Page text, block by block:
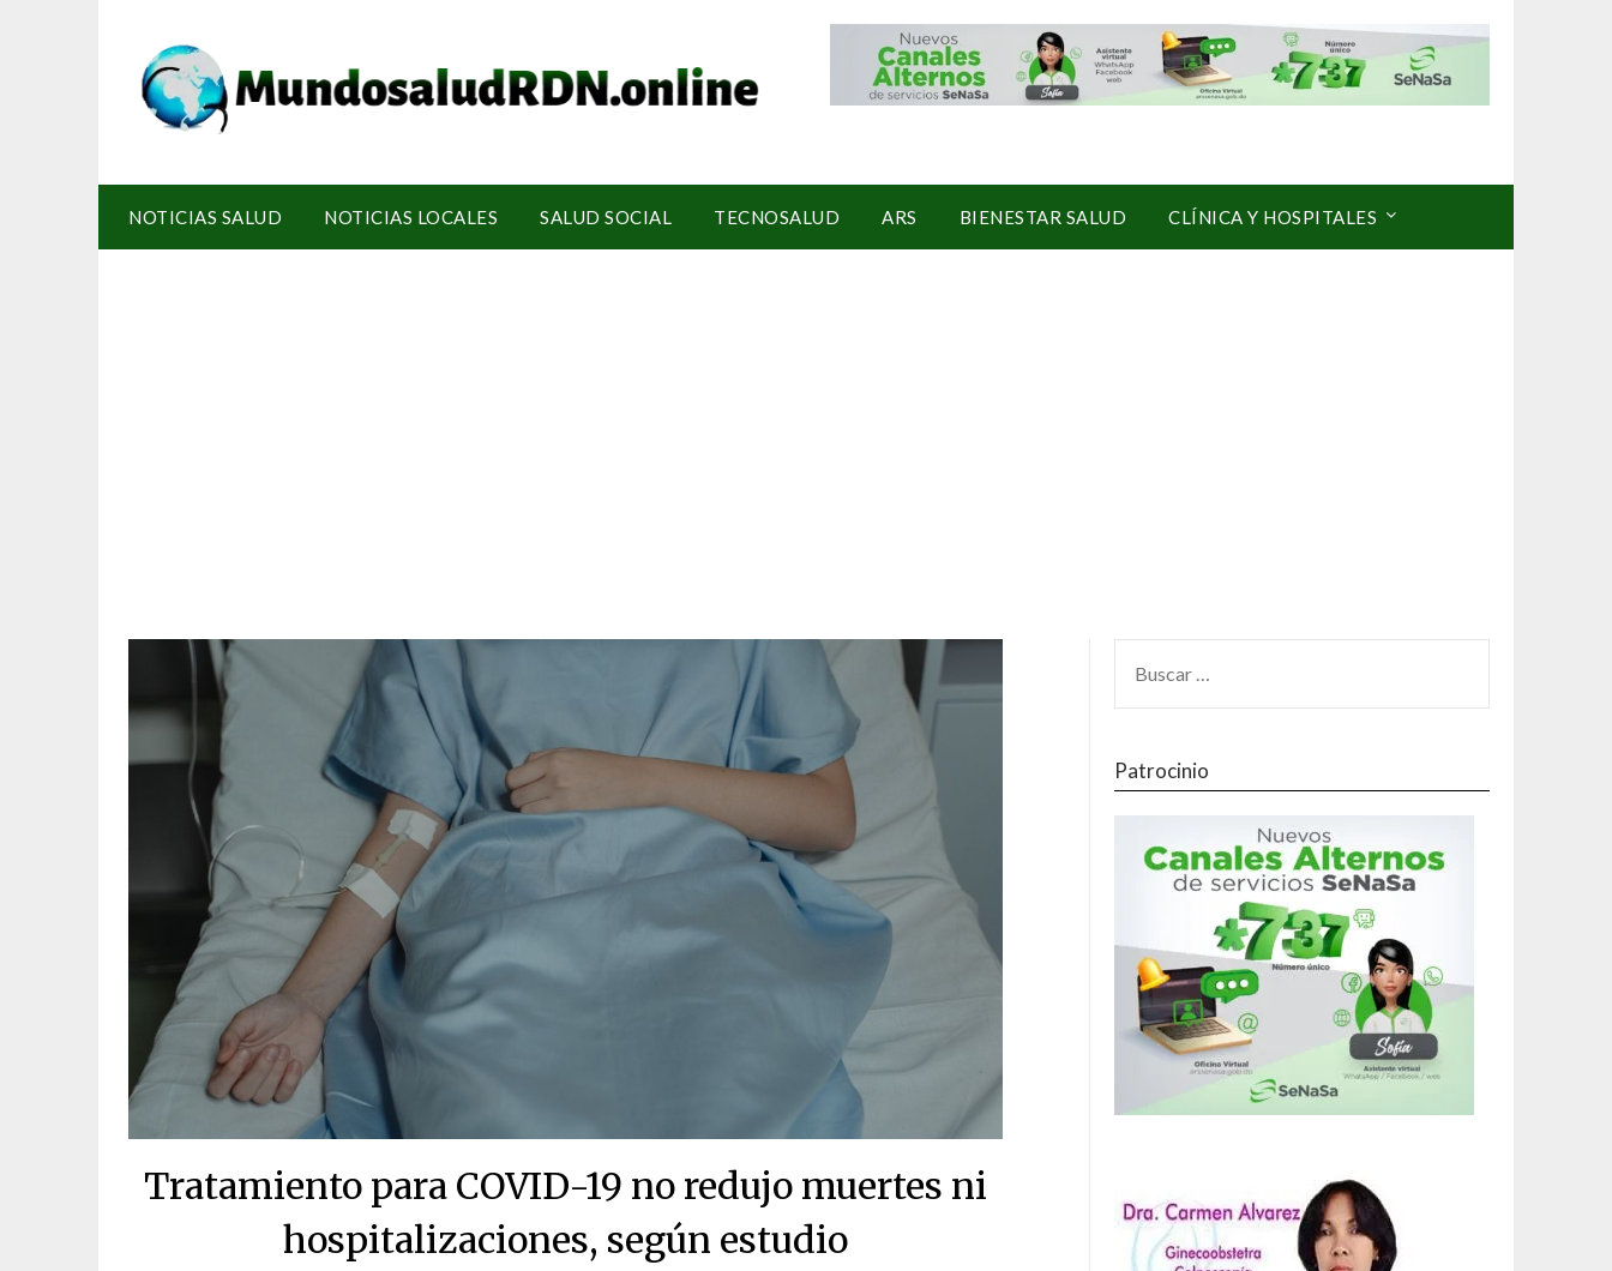
NOTICIAS SALUD NOTICIAS LOCALES SALUD SOCIAL TECNOSALUD ARS BIENESTAR SALUD CLÍNICA Y HOSPITALES
Tratamiento para COVID-19 no redujo muertes ni
hospitalizaciones, según estudio
Patrocinio